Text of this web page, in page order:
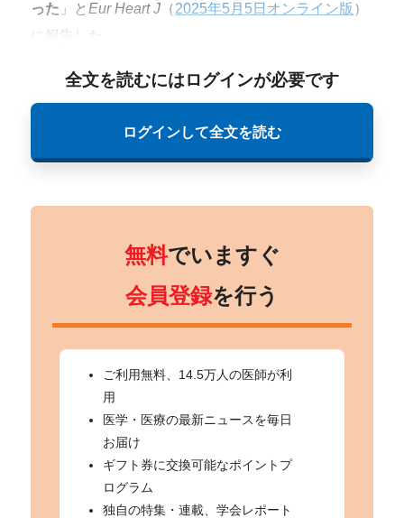
った 」と Eur Heart J （2025年5月5日オンライン版 ）
に報告した。
全文を読むにはログインが必要です
ログインして全文を読む
無料でいますぐ
会員登録を行う
ご利用無料、14.5万人の医師が利
用
医学・医療の最新ニュースを毎日
お届け
ギフト券に交換可能なポイントプ
ログラム
独自の特集・連載、学会レポート